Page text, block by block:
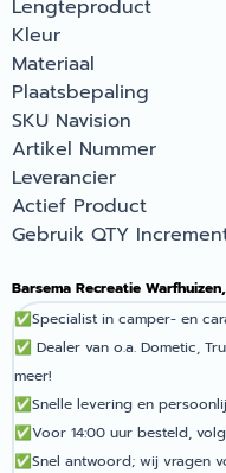
Lengteproduct
Kleur
Materiaal
Plaatsbepaling
SKU Navision
Artikel Nummer
Leverancier
Actief Product
Gebruik QTY
Barsema Recreatie Warfhuizen,
✅Specialist in camper- en
✅ Dealer van o.a. Dometic,
meer!
✅Snelle levering en
✅Voor 14:00 uur besteld,
✅Snel antwoord; wij vragen